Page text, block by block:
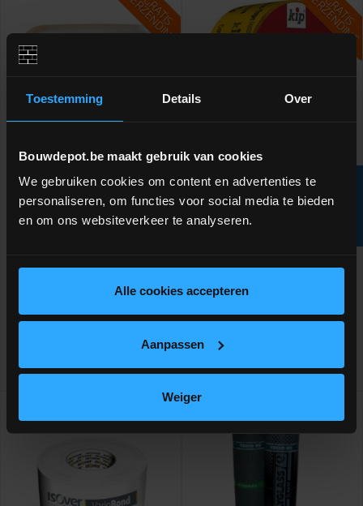
Toestemming Details Over
Bouwdepot.be maakt gebruik van cookies
We gebruiken cookies om content en advertenties te
personaliseren, om functies voor social media te bieden
en om ons websiteverkeer te analyseren.
Alle cookies accepteren
Aanpassen
Weiger
G
R
A
T
I
S
V
E
R
Z
E
N
D
I
N
G
Hevadex Blowerproof Liquid
Brush 5KG wit
Luchtdichte pasta voor onder
€ 54,94 incl.btw - +
Vergelijken
G
R
A
T
I
S
V
E
R
Z
E
N
D
I
N
G
Kip 231-60 construct tape
60mmx40m
Luchtdicht vastplakken van
€ 55,25 incl.btw - +
Vergelijken